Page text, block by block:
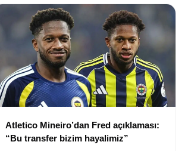
Atletico Mineiro’dan Fred açıklaması:
“Bu transfer bizim hayalimiz”